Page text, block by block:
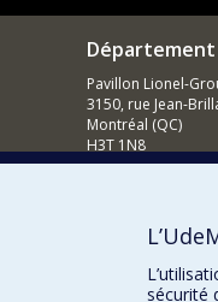
Pavillon Lionel-
3150, rue Jean-
Montréal (QC)
H3T 1N8
sécurité